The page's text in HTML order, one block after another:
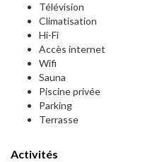
Télévision
Climatisation
Hi-Fi
Accès internet
Wifi
Sauna
Piscine privée
Parking
Terrasse
Activités